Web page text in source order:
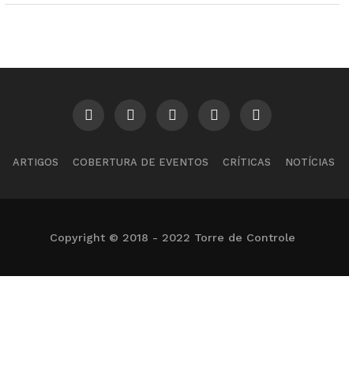
ARTIGOS COBERTURA DE EVENTOS CRÍTICAS NOTÍCIAS
Copyright © 2018 - 2022 Torre de Controle